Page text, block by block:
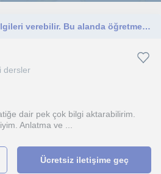
Merhaba, temel hukuk bilgileri verebilir. Bu alanda öğretmenlik yapabilirim. Hukuk fakültesi mezunuyum. 3 senelik deneyimim bulunu
dersler
dair pek çok bilgi aktarabilirim.
Anlatma ve ...
Ücretsiz iletişime geç